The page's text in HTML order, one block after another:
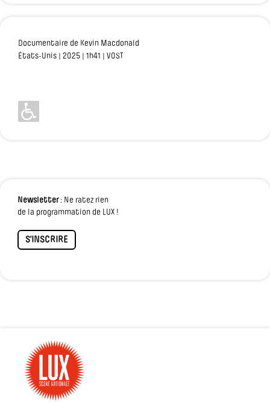
Documentaire de Kevin Macdonald
États-Unis | 2025 | 1h41 | VOST
Newsletter: Ne ratez rien
de la programmation de LUX !
S'INSCRIRE